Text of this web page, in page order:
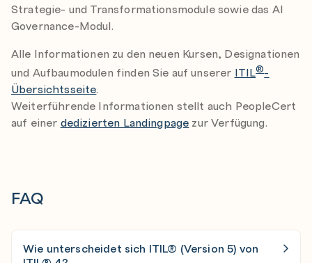
Strategie- und Transformationsmodule sowie das AI
Governance-Modul.
Alle Informationen zu den neuen Kursen, Designationen
und Aufbaumodulen finden Sie auf unserer ITIL®-
Übersichtsseite.
Weiterführende Informationen stellt auch PeopleCert
auf einer dedizierten Landingpage zur Verfügung.
FAQ
Wie unterscheidet sich ITIL® (Version 5) von